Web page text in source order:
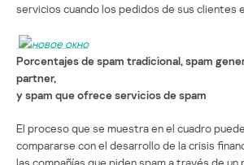
servicios cuando los pedidos de sus clientes
Porcentajes de spam tradicional, spam
partner,
y spam que ofrece servicios de spam
El proceso que se muestra en el cuadro
compararse con el desarrollo de la crisis